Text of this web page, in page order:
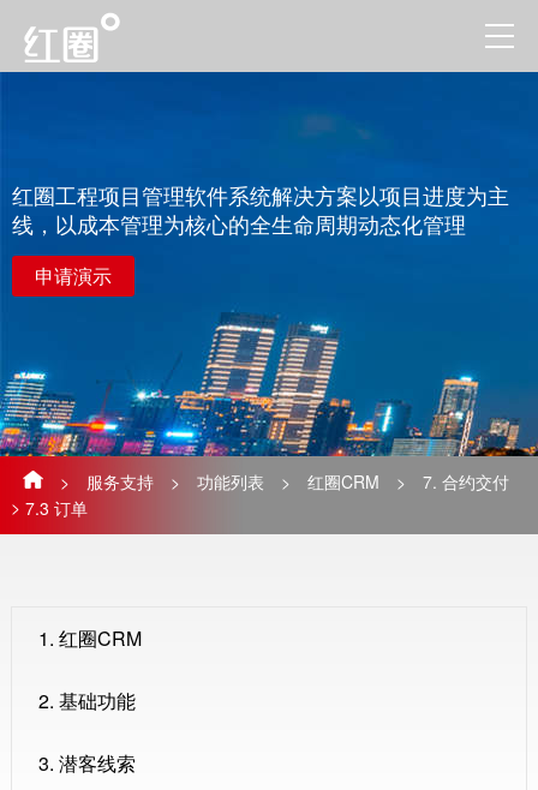
红圈工程项目管理软件系统解决方案以项目进度为主
线，以成本管理为核心的全生命周期动态化管理
申请演示
> 服务支持 > 功能列表 > 红圈CRM >
7. 合约交付
> 7.3 订单
1. 红圈CRM
2. 基础功能
3. 潜客线索